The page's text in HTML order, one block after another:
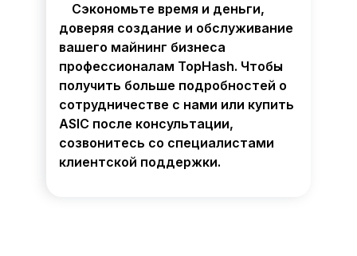
Сэкономьте время и деньги,
доверяя создание и обслуживание
вашего майнинг бизнеса
профессионалам TopHash. Чтобы
получить больше подробностей о
сотрудничестве с нами или купить
ASIC после консультации,
созвонитесь со специалистами
клиентской поддержки.